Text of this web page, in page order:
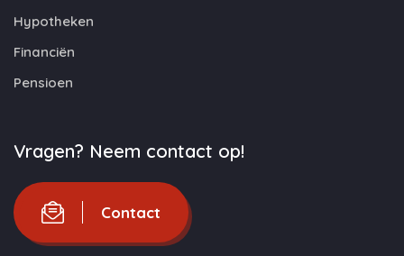
Hypotheken
Financiën
Pensioen
Vragen? Neem contact op!
Contact